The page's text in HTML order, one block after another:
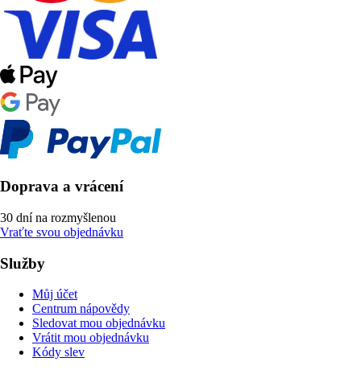
Doprava a vrácení
30 dní na rozmyšlenou
Vraťte svou objednávku
Služby
Můj účet
Centrum nápovědy
Sledovat mou objednávku
Vrátit mou objednávku
Kódy slev